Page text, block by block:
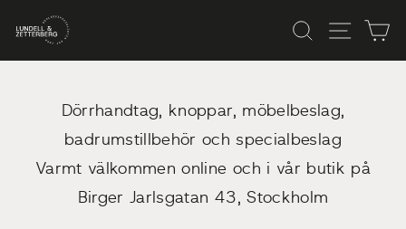
Sök Site
Dörrhandtag, knoppar, möbelbeslag,
badrumstillbehör och specialbeslag
Varmt välkommen online och i vår butik på
Birger Jarlsgatan 43, Stockholm